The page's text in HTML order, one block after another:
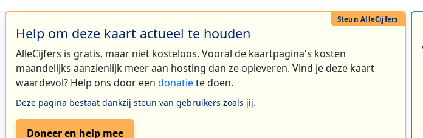
Help om deze kaart actueel te houden
AlleCijfers is gratis, maar niet kosteloos. Vooral de kaartpagina's kosten
maandelijks aanzienlijk meer aan hosting dan ze opleveren. Vind je deze kaart
waardevol? Help ons door een donatiete doen.
Deze pagina bestaat dankzij steun van gebruikers zoals jij.
Doneer en help mee